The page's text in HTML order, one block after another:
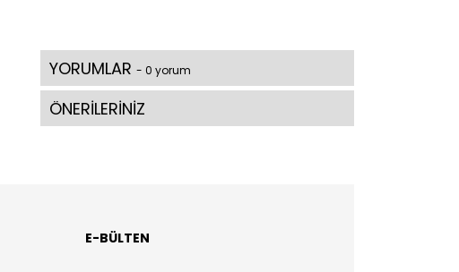
YORUMLAR - 0 yorum
ÖNERİLERİNİZ
E-BÜLTEN